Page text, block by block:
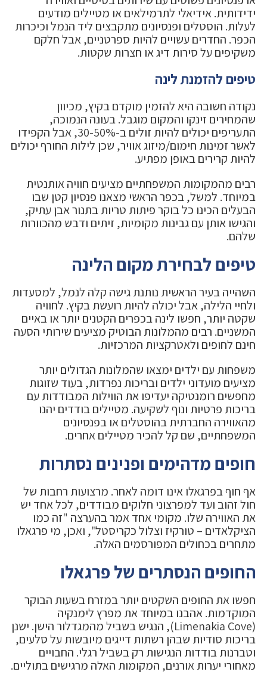
ידידותית. אידיאלי לתרמילאים או מטיילים מודעים
לעלות. הוסטלים ופנסיונים מתקבצים ליד הנמל וכיכרות
הכפר. החדרים עשויים להיות ספרטניים, אבל חלקם
משקיפים על סירות דיג או חצרות שקטות.
טיפים להזמנת לינה
נקודה חשובה היא להזמין מוקדם בקיץ, מכיוון
שהמחירים זינקו והמקום מוגבל. בעונה הנמוכה,
התעריפים יכולים להיות זולים ב-30-50%, אבל הקפידו
לאשר זמינות חימום/מיזוג אוויר, שכן לילות החורף יכולים
להיות קרירים באופן מפתיע.
רבים מהמקומות המשפחתיים מציעים חוויה אותנטית
במיוחד. למשל, בכפר הראשי מצאנו פנסיון קטן שבו
הבעלים הכינו כל בוקר פיתות טריות בתנור אבן עתיק,
והגישו אותן עם גבינות מקומיות, זיתים ודבש מהכוורות
שלהם.
טיפים לבחירת מקום הלינה
השהייה בעיר הראשית נותנת גישה קלה לנמל, למסעדות
ולחיי הלילה, אבל יכולה להיות רועשת בקיץ. לחוויה
שקטה יותר, חפשו לינה בכפרים הקטנים יותר או באיים
המשניים. רבים מהמלונות הבוטיק מציעים שירותי הסעה
חינם לחופים ולאטרקציות המרכזיות.
משפחות עם ילדים ימצאו שהמלונות הגדולים יותר
מציעים מועדוני ילדים ובריכות נפרדות, בעוד שזוגות
מחפשים רומנטיקה יעדיפו את הווילות המבודדות עם
בריכות פרטיות ונוף לשקיעה. מטיילים בודדים יהנו
מהאווירה החברתית בהוסטלים או בפנסיונים
המשפחתיים, שם קל להכיר מטיילים אחרים.
חופים מדהימים ופנינים נסתרות
אף חוף בפרגאלו אינו דומה לאחר. מרצועות רחבות של
חול זהוב ועד למפרצוני חלוקים מבודדים, לכל אחד יש
את האווירה שלו. מקומי אחד אמר בהערצה "זה כמו
הציקלאדים – טורקיז וצלול כקריסטל", ואכן, מי פרגאלו
מתחרים בכחולים המפורסמים האלה.
החופים הנסתרים של פרגאלו
חפשו את החופים השקטים יותר במזרח בשעות הבוקר
המוקדמות. אהבנו במיוחד את מפרץ לימנקיה
(Limenakia Cove), הנגיש בשביל מהמגדלור הישן. ישנן
בריכות סודיות שבהן רשתות דייגים מיובשות על סלעים,
וטברנות בודדות הנגישות רק בשביל רגלי. החבויים
מאחורי יערות אורנים, המקומות האלה מרגישים בתוליים.